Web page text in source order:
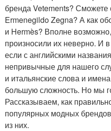
бренда Vetements? Сможете
Ermenegildo Zegna? А как
и Hermès? Вполне
произносили их неверно. И
если с английскими
непривычные для нашего
и итальянские слова и
большую сложность. Но мы
Рассказываем, как
популярных модных
из них.